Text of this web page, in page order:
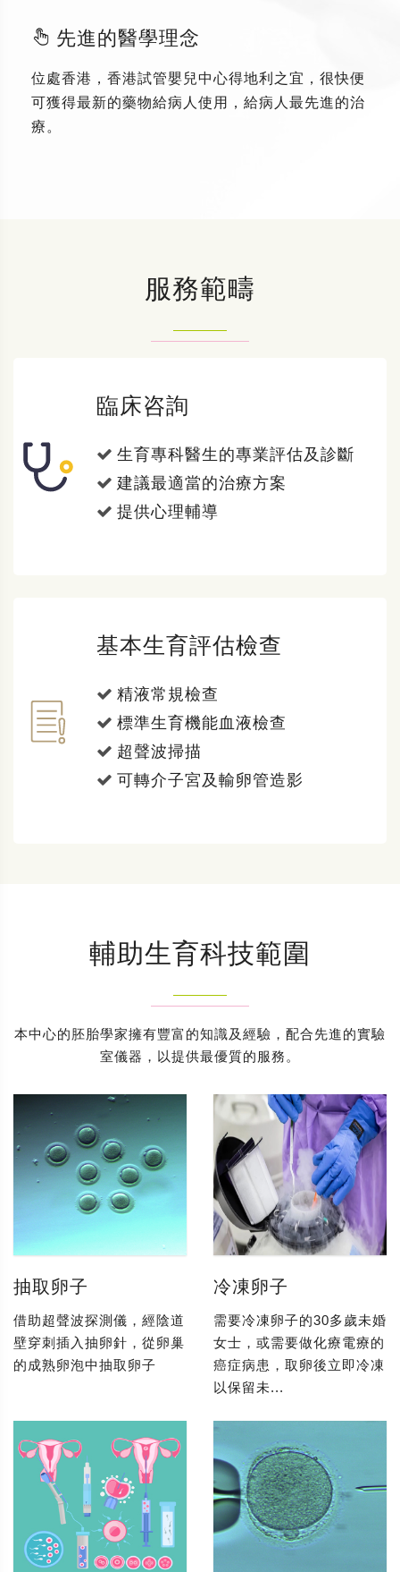
先進的醫學理念
位處香港，香港試管嬰兒中心得地利之宜，很快便
可獲得最新的藥物給病人使用，給病人最先進的治
療。
服務範疇
臨床咨詢
生育專科醫生的專業評估及診斷
建議最適當的治療方案
提供心理輔導
基本生育評估檢查
精液常規檢查
標準生育機能血液檢查
超聲波掃描
可轉介子宮及輸卵管造影
輔助生育科技範圍
本中心的胚胎學家擁有豐富的知識及經驗，配合先進的實驗
室儀器，以提供最優質的服務。
抽取卵子
借助超聲波探測儀，經陰道
壁穿刺插入抽卵針，從卵巢
的成熟卵泡中抽取卵子
冷凍卵子
需要冷凍卵子的30多歲未婚
女士，或需要做化療電療的
癌症病患，取卵後立即冷凍
以保留未...